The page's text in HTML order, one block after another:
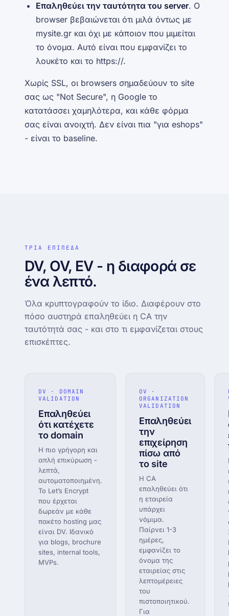
Επαληθεύει την ταυτότητα του server. Ο
browser βεβαιώνεται ότι μιλά όντως με
mysite.gr και όχι με κάποιον που μιμείται
το όνομα. Αυτό είναι που εμφανίζει το
λουκέτο και το https://.
Χωρίς SSL, οι browsers σημαδεύουν το site
σας ως "Not Secure", η Google το
κατατάσσει χαμηλότερα, και κάθε φόρμα
σας είναι ανοιχτή. Δεν είναι πια "για eshops"
- είναι το baseline.
ΤΡΙΑ ΕΠΙΠΕΔΑ
DV, OV, EV - η διαφορά σε
ένα λεπτό.
Όλα κρυπτογραφούν το ίδιο. Διαφέρουν στο
πόσο αυστηρά επαληθεύει η CA την
ταυτότητά σας - και στο τι εμφανίζεται στους
επισκέπτες.
DV · DOMAIN
VALIDATION
Επαληθεύει
ότι κατέχετε
το domain
Η πιο γρήγορη και
απλή επικύρωση -
λεπτά,
αυτοματοποιημένη.
Το Let’s Encrypt
που έρχεται
δωρεάν με κάθε
πακέτο hosting μας
είναι DV. Ιδανικό
για blogs, brochure
sites, internal tools,
MVPs.
OV ·
ORGANIZATION
VALIDATION
Επαληθεύει
την
επιχείρηση
πίσω από
το site
Η CA
επαληθεύει ότι
η εταιρεία
υπάρχει
νόμιμα.
Παίρνει 1-3
ημέρες,
εμφανίζει το
όνομα της
εταιρείας στις
λεπτομέρειες
του
πιστοποιητικού.
Για